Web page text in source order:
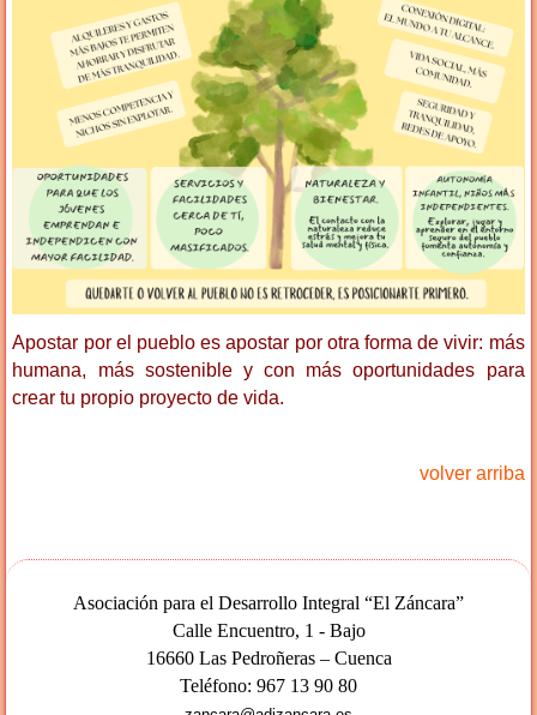
Apostar por el pueblo es apostar por otra forma de vivir: más
humana, más sostenible y con más oportunidades para
crear tu propio proyecto de vida.
volver arriba
Asociación para el Desarrollo Integral “El Záncara”
Calle Encuentro, 1 - Bajo
16660 Las Pedroñeras – Cuenca
Teléfono: 967 13 90 80